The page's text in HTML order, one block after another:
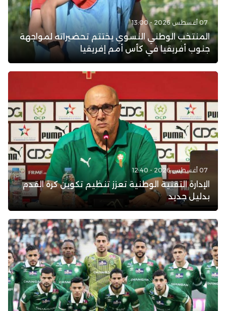
07 أغسطس 2026 - 13:00
المنتخب الوطني النسوي يختتم تحضيراته لمواجهة
جنوب أفريقيا في كأس أمم إفريقيا
07 أغسطس 2026 - 12:40
الإدارة التقنية الوطنية تعزز تنظيم تكوين كرة القدم
بدليل جديد